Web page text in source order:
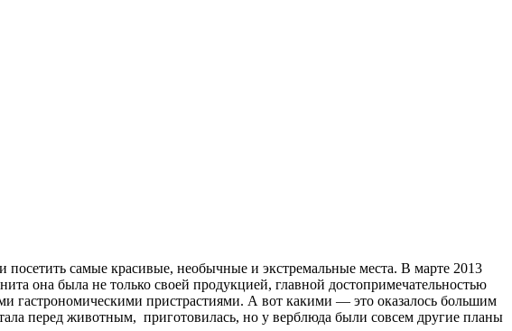
самые красивые, необычные и экстремальные места. В марте 2013
она была не только своей продукцией, главной достопримечательностью
гастрономическими пристрастиями. А вот какими — это оказалось большим
перед животным, приготовилась, но у верблюда были совсем другие планы